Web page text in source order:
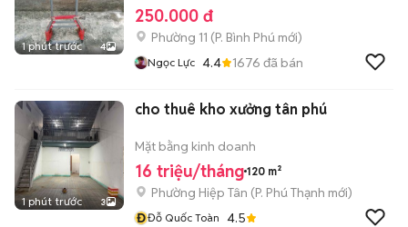
1 phút trước 4
250.000 đ
Phường 11 (P. Bình Phú mới)
Ngọc Lực 4.4 1676 đã bán
1 phút trước 3
cho thuê kho xưởng tân phú
Mặt bằng kinh doanh
16 triệu/tháng 120 m²
Phường Hiệp Tân (P. Phú Thạnh mới)
ĐĐỗ Quốc Toàn 4.5